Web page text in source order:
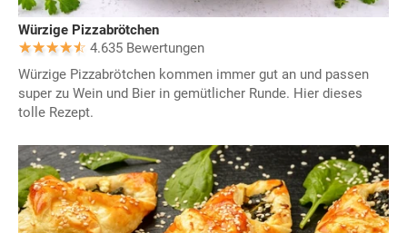
Würzige Pizzabrötchen
4.635 Bewertungen
Würzige Pizzabrötchen kommen immer gut an und passen
super zu Wein und Bier in gemütlicher Runde. Hier dieses
tolle Rezept.